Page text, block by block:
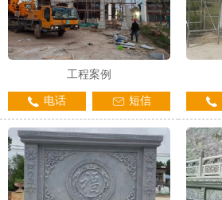
工程案例
电话 短信